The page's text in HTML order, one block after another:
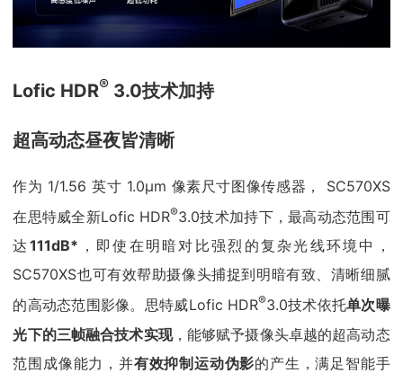
Lofic HDR® 3.0技术加持
超高动态昼夜皆清晰
作为 1/1.56 英寸 1.0μm 像素尺寸图像传感器， SC570XS
在思特威全新Lofic HDR®3.0技术加持下，最高动态范围可
达 111dB* ，即使在明暗对比强烈的复杂光线环境中，
SC570XS也可有效帮助摄像头捕捉到明暗有致、清晰细腻
的高动态范围影像。思特威Lofic HDR®3.0技术依托单次曝
光下的三帧融合技术实现，能够赋予摄像头卓越的超高动态
范围成像能力，并有效抑制运动伪影的产生，满足智能手